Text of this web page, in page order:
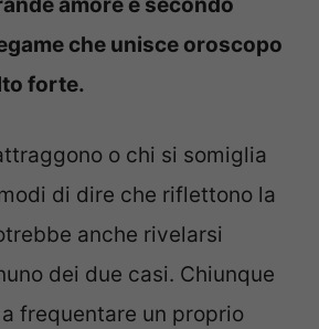
che unisce oroscopo
forte.
o chi si somiglia
di dire che riflettono la
anche rivelarsi
dei due casi. Chiunque
frequentare un proprio